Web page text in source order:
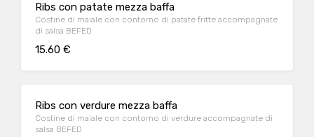
Ribs con patate mezza baffa
Costine di maiale con contorno di patate fritte accompagnate
di salsa BEFED
15.60 €
Ribs con verdure mezza baffa
Costine di maiale con contorno di verdure accompagnate di
salsa BEFED